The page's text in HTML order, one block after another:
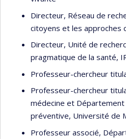
Directeur, Réseau de
citoyens et les approches
Directeur, Unité de
pragmatique de la santé,
Professeur-chercheur
Professeur-chercheur
médecine et
préventive, Université de
Professeur associé,